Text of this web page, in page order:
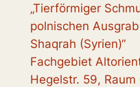
„Tierförmiger
polnischen
Shaqrah (Syrien)“
Fachgebiet
Hegelstr. 59,